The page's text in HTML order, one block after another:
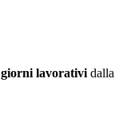
lavorativi dalla